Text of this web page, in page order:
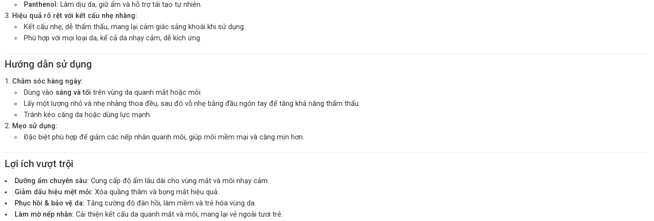
Panthenol: Làm dịu da, giữ ẩm và hỗ trợ tái tạo tự nhiên.
Hiệu quả rõ rệt với kết cấu nhẹ nhàng:
Kết cấu nhẹ, dễ thẩm thấu, mang lại cảm giác sảng khoái khi sử dụng.
Phù hợp với mọi loại da, kể cả da nhạy cảm, dễ kích ứng.
Hướng dẫn sử dụng
Chăm sóc hàng ngày:
Dùng vào sáng và tối trên vùng da quanh mắt hoặc môi.
Lấy một lượng nhỏ và nhẹ nhàng thoa đều, sau đó vỗ nhẹ bằng đầu ngón tay để tăng khả năng thẩm thấu.
Tránh kéo căng da hoặc dùng lực mạnh.
Mẹo sử dụng:
Đặc biệt phù hợp để giảm các nếp nhăn quanh môi, giúp môi mềm mại và căng mịn hơn.
Lợi ích vượt trội
Dưỡng ẩm chuyên sâu: Cung cấp độ ẩm lâu dài cho vùng mắt và môi nhạy cảm.
Giảm dấu hiệu mệt mỏi: Xóa quầng thâm và bọng mắt hiệu quả.
Phục hồi & bảo vệ da: Tăng cường độ đàn hồi, làm mềm và trẻ hóa vùng da.
Làm mờ nếp nhăn: Cải thiện kết cấu da quanh mắt và môi, mang lại vẻ ngoài tươi trẻ.